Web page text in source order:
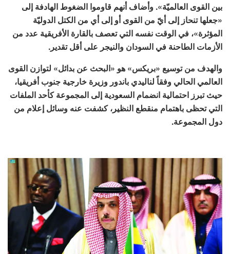
بين القوى العالميّة». وأضاف أنهم قاوموا الضغوط الهادفة إلى
«جعلها تنحاز إلى أيّ من القوى أو إلى أي من الكتل الدوليّة
المؤثرة»، في الوقت نفسه التي تعصف بالقارة الأفريقية عدد من
الأزمات الطاحنة في السودان والنيجر على أقل تقدير.
والهدف من توسيع «بريكس» هو «البحث عن بدائل» لتوازن القوى
العالمي الحالي وفقاً لناليدي باندور وزيرة خارجية جنوب أفريقيا،
حيث تبرز احتمالية انضمام السعودية إلى المجموعة كأحد الملفات
التي تحظى باهتمام منقطع النظير، كشفت عنه وسائل إعلام من
دول المجموعة.